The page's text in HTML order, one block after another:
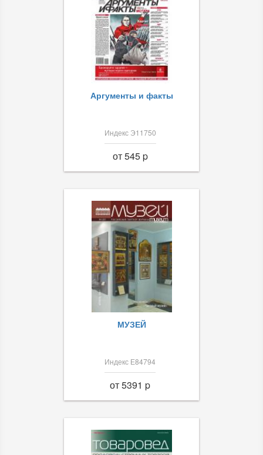
Аргументы и факты
Индекс Э11750
от 545 p
МУЗЕЙ
Индекс Е84794
от 5391 p